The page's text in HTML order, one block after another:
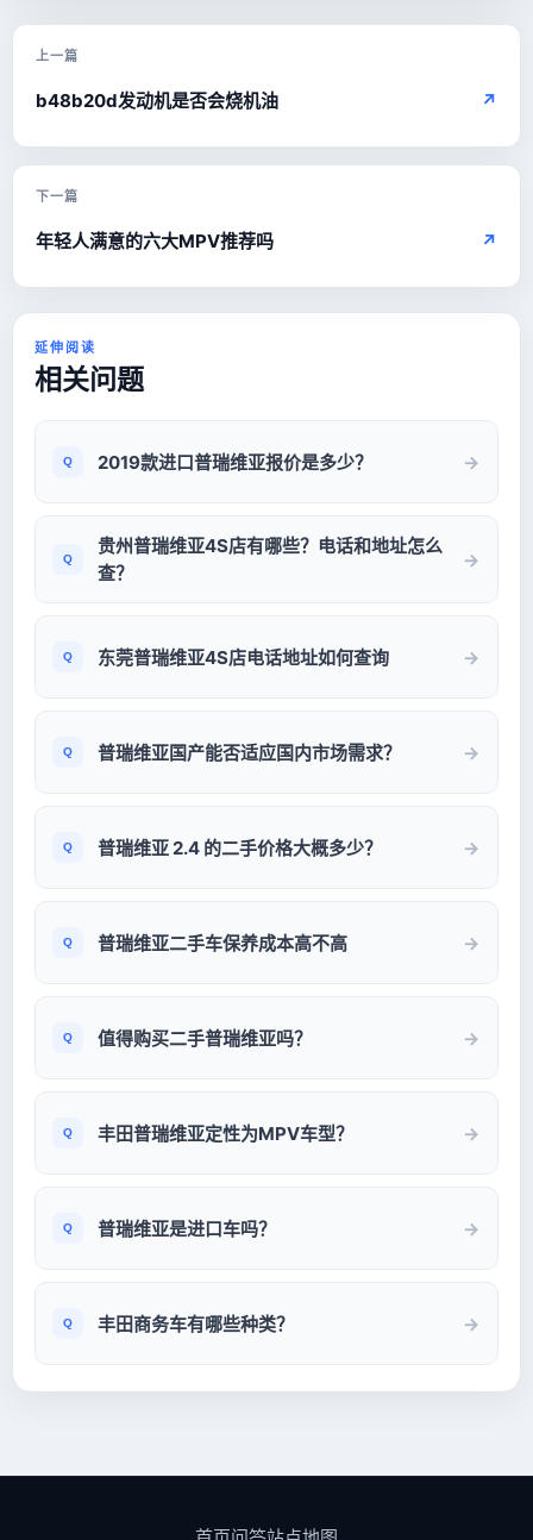
上一篇
b48b20d发动机是否会烧机油 ↗
下一篇
年轻人满意的六大MPV推荐吗 ↗
延伸阅读
相关问题
2019款进口普瑞维亚报价是多少？
贵州普瑞维亚4S店有哪些？电话和地址怎么
查？
东莞普瑞维亚4S店电话地址如何查询
普瑞维亚国产能否适应国内市场需求？
普瑞维亚 2.4 的二手价格大概多少？
普瑞维亚二手车保养成本高不高
值得购买二手普瑞维亚吗？
丰田普瑞维亚定性为MPV车型？
普瑞维亚是进口车吗？
丰田商务车有哪些种类？